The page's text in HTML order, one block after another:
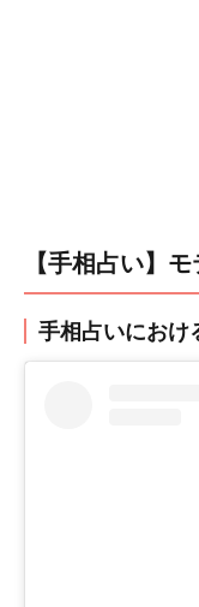
【手相占い】
手相占いにおけ